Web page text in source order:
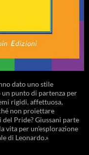
dato uno stile
punto di partenza per
rigidi, affettuosa,
non proiettare
Pride? Giussani parte
vita per un’esplorazione
di Leonardo.»